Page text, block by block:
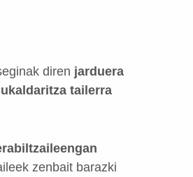
diren jarduera
tailerra
zenbait barazki